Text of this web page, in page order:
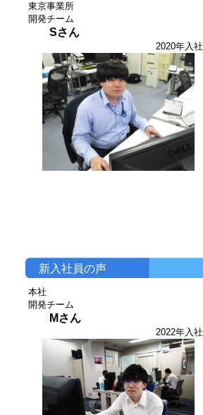
東京事業所
開発チーム
Sさん
2020年入社
新入社員の声
本社
開発チーム
Mさん
2022年入社